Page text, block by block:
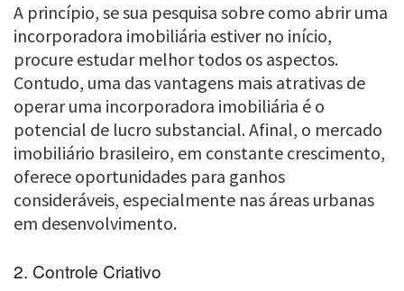
A princípio, se sua pesquisa sobre como abrir uma
incorporadora imobiliária estiver no início,
procure estudar melhor todos os aspectos.
Contudo, uma das vantagens mais atrativas de
operar uma incorporadora imobiliária é o
potencial de lucro substancial. Afinal, o mercado
imobiliário brasileiro, em constante crescimento,
oferece oportunidades para ganhos
consideráveis, especialmente nas áreas urbanas
em desenvolvimento.
2. Controle Criativo